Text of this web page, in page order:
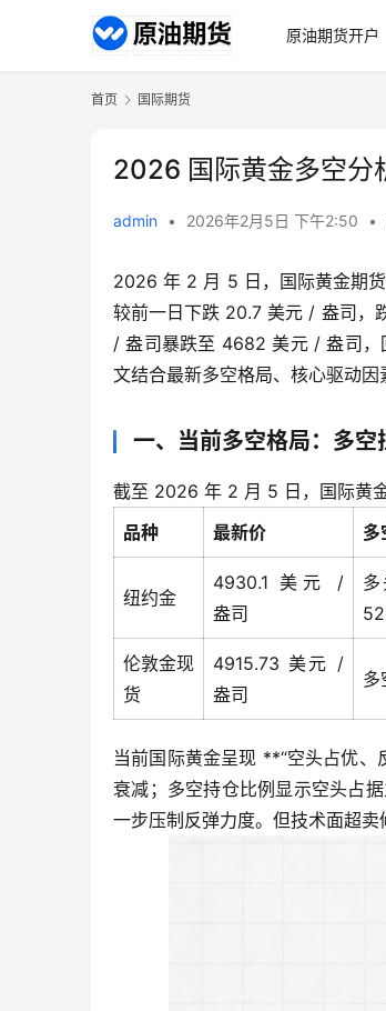
原油期货开户
首页 国际期货
2026 国际黄金多空分
admin • 2026年2月5日 下午2:50 •
2026 年 2 月 5 日，国际黄金期
较前一日下跌 20.7 美元 / 盎司
/ 盎司暴跌至 4682 美元 / 盎司，
文结合最新多空格局、核心驱动
一、当前多空格局：多
截至 2026 年 2 月 5 日，国际黄
品种
最新价 多
纽约金
4930.1 美元 /
盎司
伦敦金现
货
4915.73 美元 /
盎司
多
当前国际黄金呈现 **“空头占优
衰减；多空持仓比例显示空头占
一步压制反弹力度。但技术面超卖